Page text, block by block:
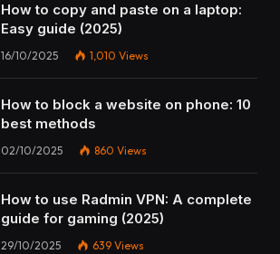
How to copy and paste on a laptop:
Easy guide (2025)
16/10/2025 1,010 Views
How to block a website on phone: 10
best methods
02/10/2025 860 Views
How to use Radmin VPN​: A complete
guide for gaming (2025)
29/10/2025 639 Views